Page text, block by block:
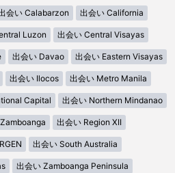
会い Calabarzon 出会い California
Luzon 出会い Central Visayas
出会い Davao 出会い Eastern Visayas
出会い Ilocos 出会い Metro Manila
Capital 出会い Northern Mindanao
出会い Region XII
出会い South Australia
出会い Zamboanga Peninsula